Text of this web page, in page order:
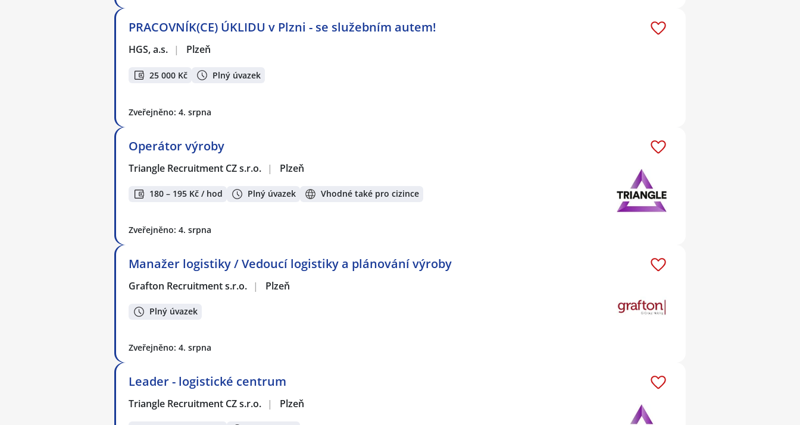
PRACOVNÍK(CE) ÚKLIDU v Plzni - se služebním autem!
HGS, a.s. | Plzeň
25 000 Kč Plný úvazek
Zveřejněno: 4. srpna
Operátor výroby
Triangle Recruitment CZ s.r.o. | Plzeň
180 – 195 Kč / hod Plný úvazek Vhodné také pro cizince
Zveřejněno: 4. srpna
Manažer logistiky / Vedoucí logistiky a plánování výroby
Grafton Recruitment s.r.o. | Plzeň
Plný úvazek
Zveřejněno: 4. srpna
Leader - logistické centrum
Triangle Recruitment CZ s.r.o. | Plzeň